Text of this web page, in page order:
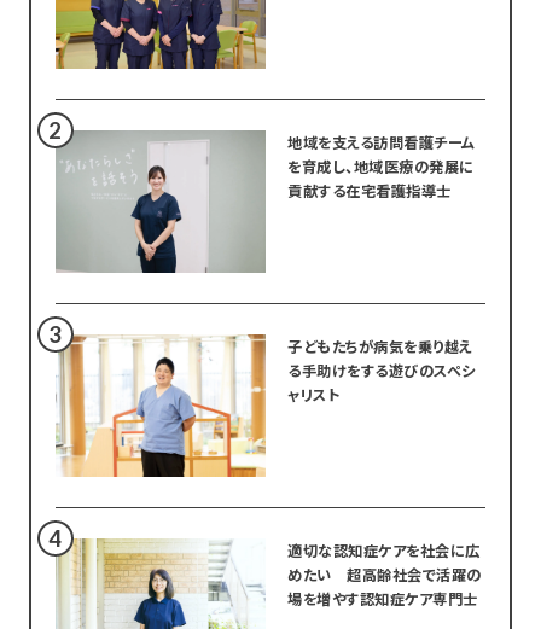
地域を支える訪問看護チーム
を育成し、地域医療の発展に
貢献する在宅看護指導士
子どもたちが病気を乗り越え
る手助けをする遊びのスペシ
ャリスト
適切な認知症ケアを社会に広
めたい 超高齢社会で活躍の
場を増やす認知症ケア専門士